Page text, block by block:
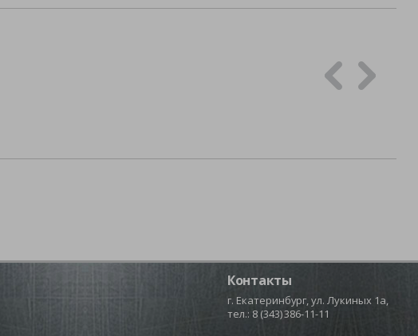
Контакты
г. Екатеринбург, ул. Лукиных 1а,
тел.: 8 (343) 386-11-11